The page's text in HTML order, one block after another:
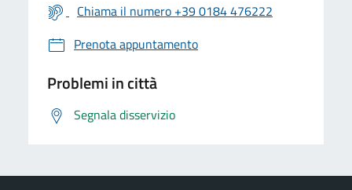
Chiama il numero +39 0184 476222
Prenota appuntamento
Problemi in città
Segnala disservizio